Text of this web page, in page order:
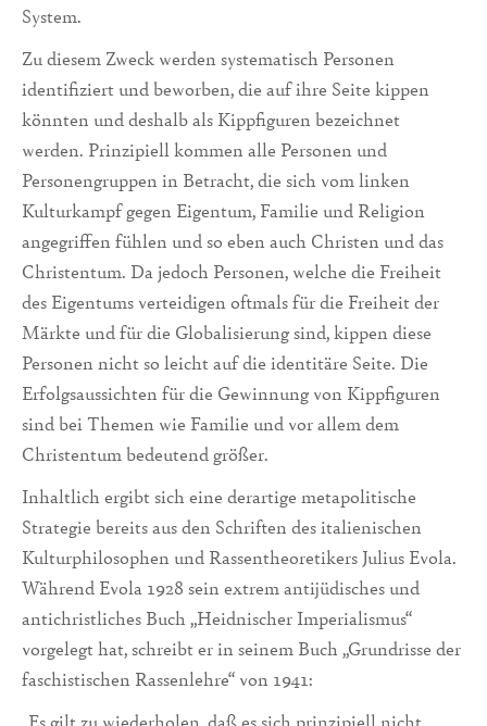
System.
Zu diesem Zweck werden systematisch Per­sonen
identifiziert und beworben, die auf ihre Seite kippen
könnten und deshalb als Kippfigu­ren bezeichnet
werden. Prinzipiell kommen alle Personen und
Personengrup­pen in Be­tracht, die sich vom linken
Kulturkampf gegen Eigentum, Familie und Reli­gion
angegrif­fen fühlen und so eben auch Christen und das
Christentum. Da jedoch Per­so­nen, welche die Freiheit
des Eigentums verteidigen oftmals für die Freiheit der
Märkte und für die Globalisierung sind, kippen diese
Personen nicht so leicht auf die identitäre Seite. Die
Erfolgsaussichten für die Gewinnung von Kippfiguren
sind bei Themen wie Familie und vor allem dem
Christentum bedeutend größer.
Inhaltlich ergibt sich eine derartige metapolitische
Strategie bereits aus den Schriften des ita­lienischen
Kulturphilosophen und Rassentheoretikers Julius Evola.
Während Evola 1928 sein extrem antijüdisches und
antichristliches Buch „Heidnischer Imperialis­mus“
vorgelegt hat, schreibt er in seinem Buch „Grundrisse der
faschistischen Rassenlehre“ von 1941:
„Es gilt zu wiederholen, daß es sich prinzipiell nicht